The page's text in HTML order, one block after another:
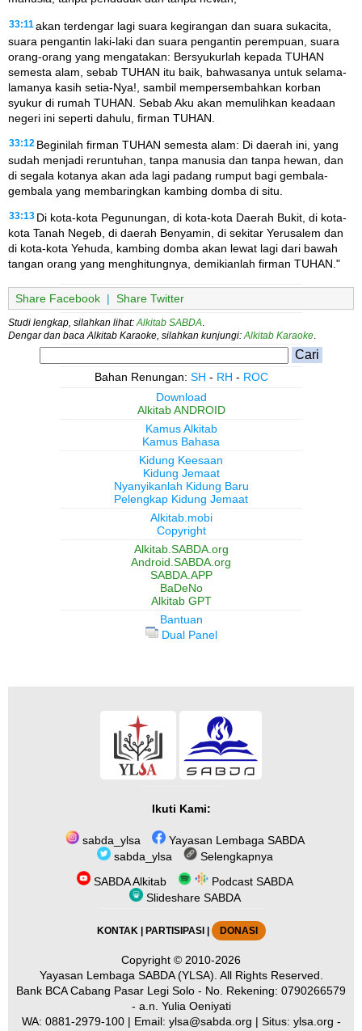
33:11 akan terdengar lagi suara kegirangan dan suara sukacita,
suara pengantin laki-laki dan suara pengantin perempuan, suara
orang-orang yang mengatakan: Bersyukurlah kepada TUHAN
semesta alam, sebab TUHAN itu baik, bahwasanya untuk selama-
lamanya kasih setia-Nya!, sambil mempersembahkan korban
syukur di rumah TUHAN. Sebab Aku akan memulihkan keadaan
negeri ini seperti dahulu, firman TUHAN.
33:12 Beginilah firman TUHAN semesta alam: Di daerah ini, yang
sudah menjadi reruntuhan, tanpa manusia dan tanpa hewan, dan
di segala kotanya akan ada lagi padang rumput bagi gembala-
gembala yang membaringkan kambing domba di situ.
33:13 Di kota-kota Pegunungan, di kota-kota Daerah Bukit, di kota-
kota Tanah Negeb, di daerah Benyamin, di sekitar Yerusalem dan
di kota-kota Yehuda, kambing domba akan lewat lagi dari bawah
tangan orang yang menghitungnya, demikianlah firman TUHAN."
Share Facebook | Share Twitter
Studi lengkap, silahkan lihat: Alkitab SABDA
Dengar dan baca Alkitab Karaoke, silahkan kunjungi: Alkitab Karaoke
Bahan Renungan: SH - RH - ROC
Download
Alkitab ANDROID
Kamus Alkitab
Kamus Bahasa
Kidung Keesaan
Kidung Jemaat
Nyanyikanlah Kidung Baru
Pelengkap Kidung Jemaat
Alkitab.mobi
Copyright
Alkitab.SABDA.org
Android.SABDA.org
SABDA.APP
BaDeNo
Alkitab GPT
Bantuan
Dual Panel
Ikuti Kami:
sabda_ylsa
Yayasan Lembaga SABDA
sabda_ylsa
Selengkapnya
SABDA Alkitab
Podcast SABDA
Slideshare SABDA
KONTAK | PARTISIPASI| DONASI
Copyright © 2010-2026
Yayasan Lembaga SABDA (YLSA). All Rights Reserved.
Bank BCA Cabang Pasar Legi Solo - No. Rekening: 0790266579
- a.n. Yulia Oeniyati
WA: 0881-2979-100| Email: ylsa@sabda.org | Situs: ylsa.org -